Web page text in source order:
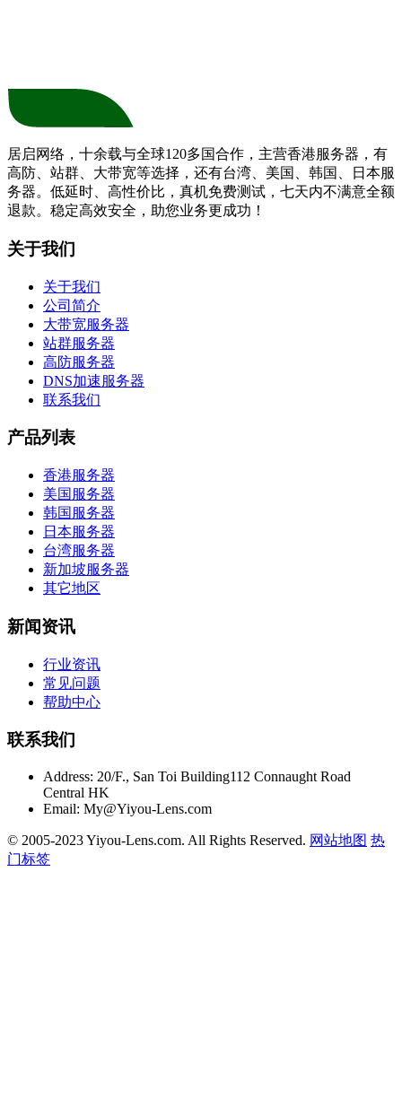
居启网络，十余载与全球120多国合作，主营香港服务器，有
高防、站群、大带宽等选择，还有台湾、美国、韩国、日本服
务器。低延时、高性价比，真机免费测试，七天内不满意全额
退款。稳定高效安全，助您业务更成功！
关于我们
关于我们
公司简介
大带宽服务器
站群服务器
高防服务器
DNS加速服务器
联系我们
产品列表
香港服务器
美国服务器
韩国服务器
日本服务器
台湾服务器
新加坡服务器
其它地区
新闻资讯
行业资讯
常见问题
帮助中心
联系我们
Address: 20/F., San Toi Building112 Connaught Road
Central HK
Email: My@Yiyou-Lens.com
© 2005-2023 Yiyou-Lens.com. All Rights Reserved. 网站地图 热
门标签